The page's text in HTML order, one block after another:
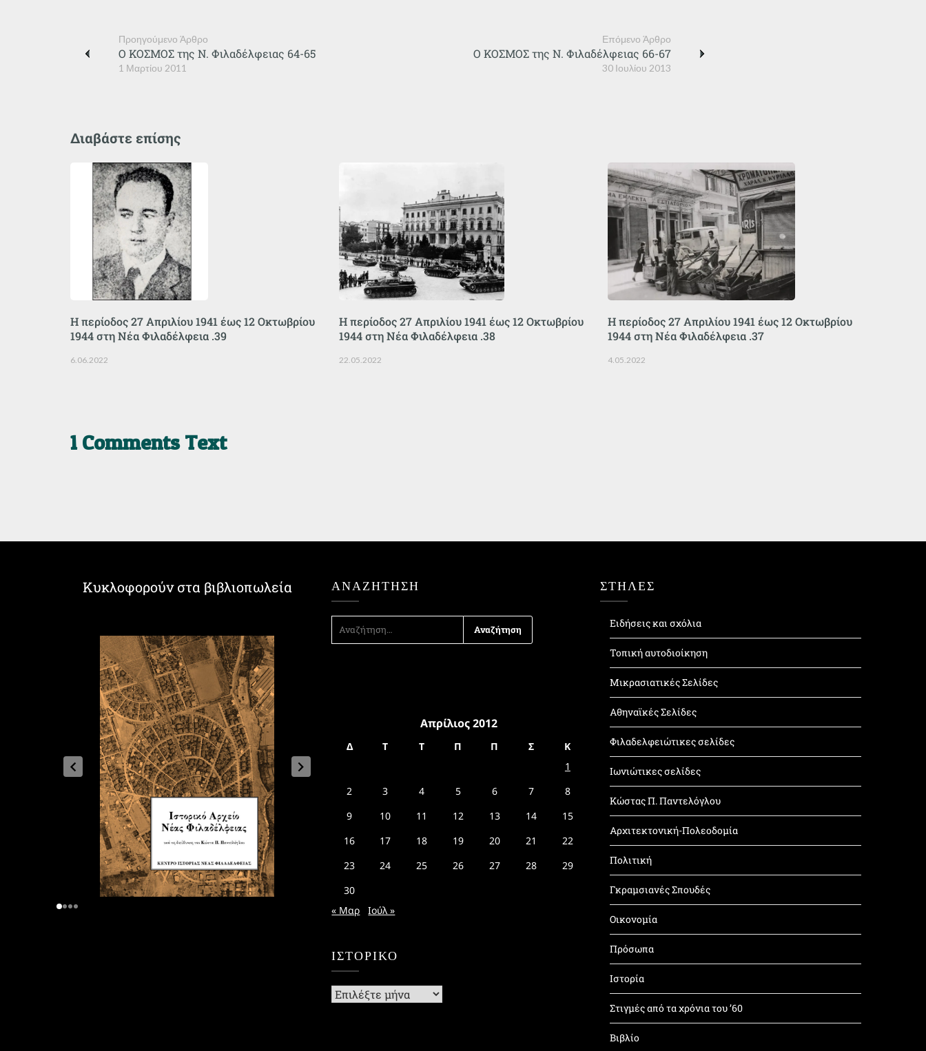
Προηγούμενο Άρθρο
1 Μαρτίου 2011
Ο ΚΟΣΜΟΣ της Ν. Φιλαδέλφειας 64-65
Επόμενο Άρθρο
30 Ιουλίου 2013
Ο ΚΟΣΜΟΣ της Ν. Φιλαδέλφειας 66-67
Διαβάστε επίσης
Η περίοδος 27 Απριλίου 1941 έως 12 Οκτωβρίου
1944 στη Νέα Φιλαδέλφεια .39
6.06.2022
Η περίοδος 27 Απριλίου 1941 έως 12 Οκτωβρίου
1944 στη Νέα Φιλαδέλφεια .38
22.05.2022
Η περίοδος 27 Απριλίου 1941 έως 12 Οκτωβρίου
1944 στη Νέα Φιλαδέλφεια .37
4.05.2022
1 Comments Text
Κυκλοφορούν στα βιβλιοπωλεία ΑΝΑΖΉΤΗΣΗ
ΓΙΑ:
Απρίλιος 2012
Δ Τ Τ Π Π Σ
Κ
1
2
3 4 5 6 7
8
9
10 11 12 13 14
15
16
17 18 19 20 21
22
23
24 25 26 27 28
29
30
« Μαρ
Ιούλ »
ΙΣΤΟΡΙΚΌ
Ιστορικό
ΣΤΗΛΕΣ
Ειδήσεις και σχόλια
Τοπική αυτοδιοίκηση
Μικρασιατικές Σελίδες
Αθηναϊκές Σελίδες
Φιλαδελφειώτικες σελίδες
Ιωνιώτικες σελίδες
Κώστας Π. Παντελόγλου
Αρχιτεκτονική-Πολεοδομία
Πολιτική
Γκραμσιανές Σπουδές
Οικονομία
Πρόσωπα
Ιστορία
Στιγμές από τα χρόνια του ’60
Βιβλίο